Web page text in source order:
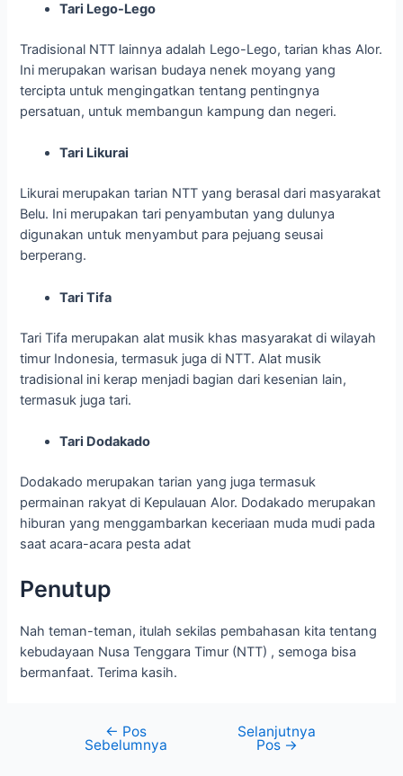
Tari Lego-Lego
Tradisional NTT lainnya adalah Lego-Lego, tarian khas Alor.
Ini merupakan warisan budaya nenek moyang yang
tercipta untuk mengingatkan tentang pentingnya
persatuan, untuk membangun kampung dan negeri.
Tari Likurai
Likurai merupakan tarian NTT yang berasal dari masyarakat
Belu. Ini merupakan tari penyambutan yang dulunya
digunakan untuk menyambut para pejuang seusai
berperang.
Tari Tifa
Tari Tifa merupakan alat musik khas masyarakat di wilayah
timur Indonesia, termasuk juga di NTT. Alat musik
tradisional ini kerap menjadi bagian dari kesenian lain,
termasuk juga tari.
Tari Dodakado
Dodakado merupakan tarian yang juga termasuk
permainan rakyat di Kepulauan Alor. Dodakado merupakan
hiburan yang menggambarkan keceriaan muda mudi pada
saat acara-acara pesta adat
Penutup
Nah teman-teman, itulah sekilas pembahasan kita tentang
kebudayaan Nusa Tenggara Timur (NTT) , semoga bisa
bermanfaat. Terima kasih.
← Pos
Sebelumnya
Selanjutnya
Pos →